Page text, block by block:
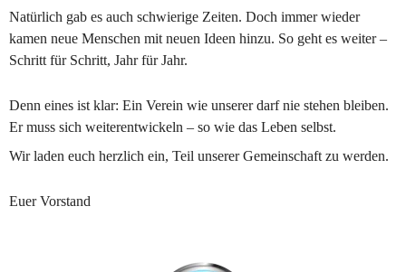
Natürlich gab es auch schwierige Zeiten. Doch immer wieder
kamen neue Menschen mit neuen Ideen hinzu. So geht es weiter –
Schritt für Schritt, Jahr für Jahr.
Denn eines ist klar: Ein Verein wie unserer darf nie stehen bleiben.
Er muss sich weiterentwickeln – so wie das Leben selbst.
Wir laden euch herzlich ein, Teil unserer Gemeinschaft zu werden.
Euer Vorstand